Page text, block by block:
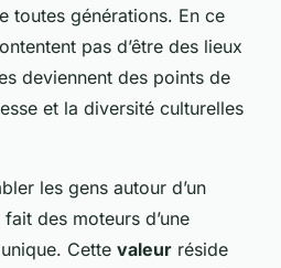
toutes générations. En ce
pas d’être des lieux
deviennent des points de
et la diversité culturelles
les gens autour d’un
des moteurs d’une
unique. Cette valeur réside